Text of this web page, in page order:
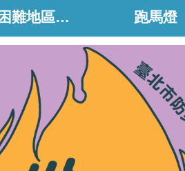
火災搶救困難地區、消防通道相關資料 跑馬燈